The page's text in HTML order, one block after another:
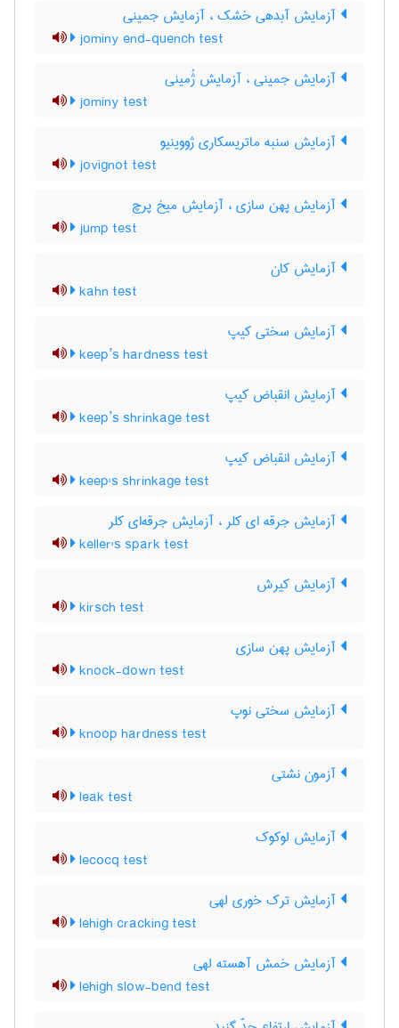
آزمایش آبدهی خشک ، آزمایش جمینی
jominy end-quench test
آزمایش جمینی ، آزمایش ژُمینی
jominy test
آزمایش سنبه ماتریسکاری ژووینیو
jovignot test
آزمایش پهن سازی ، آزمایش میخ پرچ
jump test
آزمایش کان
kahn test
آزمایش سختی کیپ
keep’s hardness test
آزمایش انقباض کیپ
keep’s shrinkage test
آزمایش انقباض کیپ
keep's shrinkage test
آزمایش جرقه ای کلر ، آزمایش جرقه‌ای کلر
keller's spark test
آزمایش کیرش
kirsch test
آزمایش پهن سازی
knock-down test
آزمایش سختی نوپ
knoop hardness test
آزمون نشتی
leak test
آزمایش لوکوک
lecocq test
آزمایش ترک خوری لهی
lehigh cracking test
آزمایش خمش آهسته لهی
lehigh slow-bend test